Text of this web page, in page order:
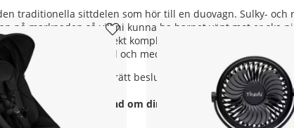
traditionella sittdelen som hör till en duovagn. Sulky- och
marknaden så vill ni kunna ha barnet vänt mot er ska
så de är ett perfekt komplement för utflykter och för
så smidiga att de till och med kan tas med som
hjälpa dig att landa i rätt beslut!
Se guide:
Ta hand om din barnvagn.Vi